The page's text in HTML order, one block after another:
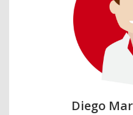
Diego